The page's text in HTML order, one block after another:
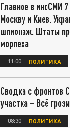
Главное в иноСМИ
Москву и Киев.
шпионаж. Штаты
морпеха
11:00 ПОЛИТИКА
Сводка с фронтов
участка – Всё
08:30 ПОЛИТИКА